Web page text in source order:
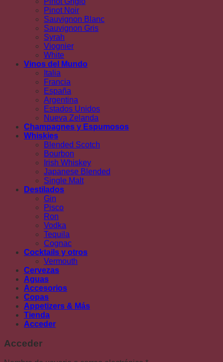
Pinot Noir
Sauvignon Blanc
Sauvignon Gris
Syrah
Viognier
White
Vinos del Mundo
Italia
Francia
España
Argentina
Estados Unidos
Nueva Zelanda
Champagnes y Espumosos
Whiskies
Blended Scotch
Bourbon
Irish Whiskey
Japanese Blended
Single Malt
Destilados
Gin
Pisco
Ron
Vodka
Tequila
Cognac
Cocktails y otros
Vermouth
Cervezas
Aguas
Accesorios
Copas
Appetizers & Más
Tienda
Acceder
Acceder